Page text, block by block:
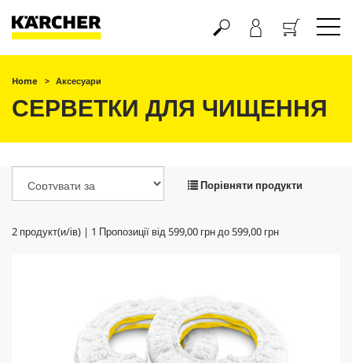
Кошик
Home Аксесуари
СЕРВЕТКИ ДЛЯ ЧИЩЕННЯ
Порівняти продукти
2 продукт(и/ів) | 1 Пропозиції від599,00 грндо599,00 грн